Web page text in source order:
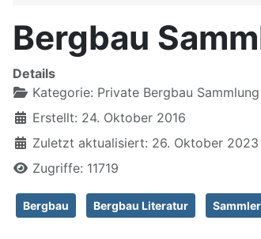
Bergbau
Details
Kategorie: Private Bergbau Sammlung
Erstellt: 24. Oktober 2016
Zuletzt aktualisiert: 26. Oktober 2023
Zugriffe: 11719
Bergbau Bergbau Literatur